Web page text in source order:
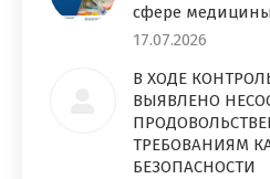
сфере
17.07.2026
В ХОДЕ
ВЫЯВЛЕНО
ТРЕБОВАНИЯМ
БЕЗОПАСНОСТИ